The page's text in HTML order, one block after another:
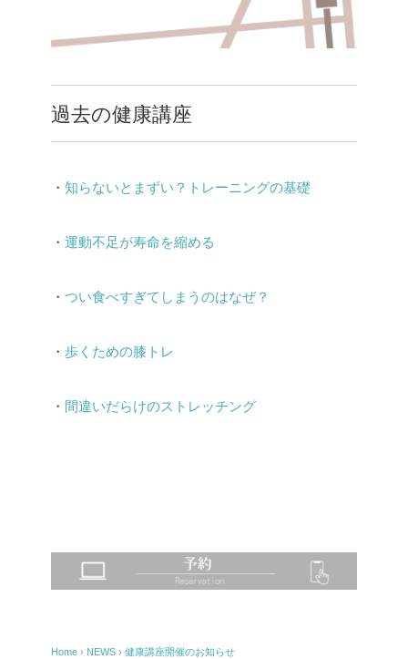
過去の健康講座
・ 知らないとまずい？トレーニングの基礎
・ 運動不足が寿命を縮める
・ つい食べすぎてしまうのはなぜ？
・ 歩くための膝トレ
・ 間違いだらけのストレッチング
Home › NEWS › 健康講座開催のお知らせ